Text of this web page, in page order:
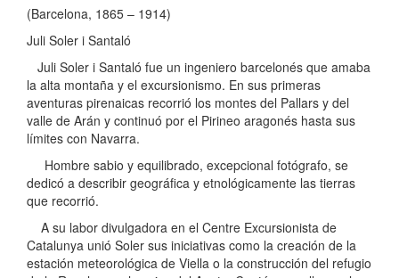
(Barcelona, 1865 – 1914)
Juli Soler i Santaló
Juli Soler i Santaló fue un ingeniero barcelonés que amaba
la alta montaña y el excursionismo. En sus primeras
aventuras pirenaicas recorrió los montes del Pallars y del
valle de Arán y continuó por el Pirineo aragonés hasta sus
límites con Navarra.
Hombre sabio y equilibrado, excepcional fotógrafo, se
dedicó a describir geográfica y etnológicamente las tierras
que recorrió.
A su labor divulgadora en el Centre Excursionista de
Catalunya unió Soler sus iniciativas como la creación de la
estación meteorológica de Viella o la construcción del refugio